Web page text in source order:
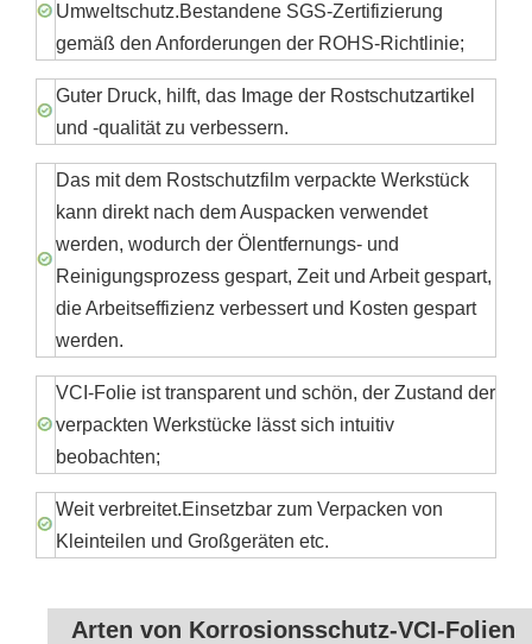
Umweltschutz.Bestandene SGS-Zertifizierung
gemäß den Anforderungen der ROHS-Richtlinie;
Guter Druck, hilft, das Image der Rostschutzartikel
und -qualität zu verbessern.
Das mit dem Rostschutzfilm verpackte Werkstück
kann direkt nach dem Auspacken verwendet
werden, wodurch der Ölentfernungs- und
Reinigungsprozess gespart, Zeit und Arbeit gespart,
die Arbeitseffizienz verbessert und Kosten gespart
werden.
VCI-Folie ist transparent und schön, der Zustand der
verpackten Werkstücke lässt sich intuitiv
beobachten;
Weit verbreitet.Einsetzbar zum Verpacken von
Kleinteilen und Großgeräten etc.
Arten von Korrosionsschutz-VCI-Folien